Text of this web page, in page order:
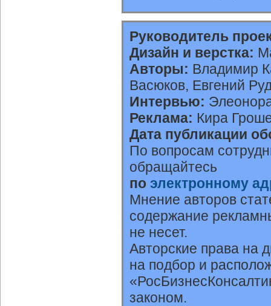
Руководитель
Дизайн и верстка:
Авторы: Владимир
Васюков, Евгений
Интервью:
Реклама: Кира
Дата публикации
По вопросам
обращайтесь
по электронному
Мнение авторов
содержание
не несет.
Авторские права на
на подбор и
законом.